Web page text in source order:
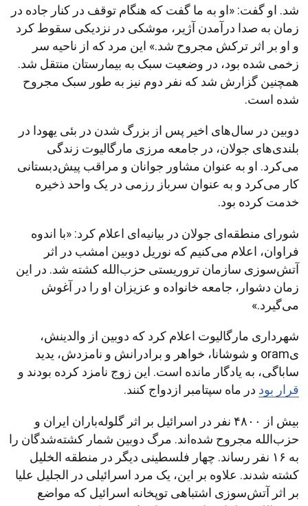
شد. او گفت: «او به ما گفت که هنگام توقف در کنار جاده در
زمان به صدا درآمدن آژیر، موشکی در نزدیکی سقوط کرد
و او بر اثر ترکش مجروح شد.» این مرد که از ناحیه سر
زخمی شده بود، در وضعیت سبک به بیمارستان منتقل شد.
همچنین گزارش شد که نفر دوم نیز به طور سبک مجروح
شده است.
دوبین در سال‌های اخیر پس از بزرگ شدن در بئی یهودا در
بلندی‌های جولان، در جامعه مرزی مارگالیوت زندگی
می‌کرد. او به عنوان مشاور جوانان و مراقب پیش‌دبستانی
کار می‌کرد و به عنوان سرباز رزمی در یک واحد ذخیره
خدمت کرده بود.
شورای منطقه‌ای جولان در بیانیه‌ای اعلام کرد: «با اندوه
فراوان، اعلام می‌کنیم که نوریل دوبین امشب در اثر
آتش‌سوزی سازمان تروریستی حزب‌الله کشته شد. در این
زمان دشوار، جامعه خانواده و عزیزان او را در آغوش
می‌گیرد.»
شهرداری مارگالیوت اعلام کرد که دوبین از والدینش،
یoram و شوشانا، خواهر و برادرانش و نامزدش، یدید
ساباگی، به یادگار مانده است. این زوج نامزد کرده بودند و
قرار بود در ماه سپتامبر ازدواج کنند.
بیش از ۴۸۰۰ نفر در اسرائیل بر اثر گلوله‌باران ایران و
حزب‌الله مجروح شده‌اند. مرگ دوبین شمار کشته‌شدگان را
به ۱۶ نفر رساند. چهار فلسطینی دیگر در منطقه الخلیل
کشته شدند. علاوه بر این، یک مرد اسرائیلی در الجلیل علیا
بر اثر آتش‌سوزی اشتباهی توپخانه اسرائیل که مواضع